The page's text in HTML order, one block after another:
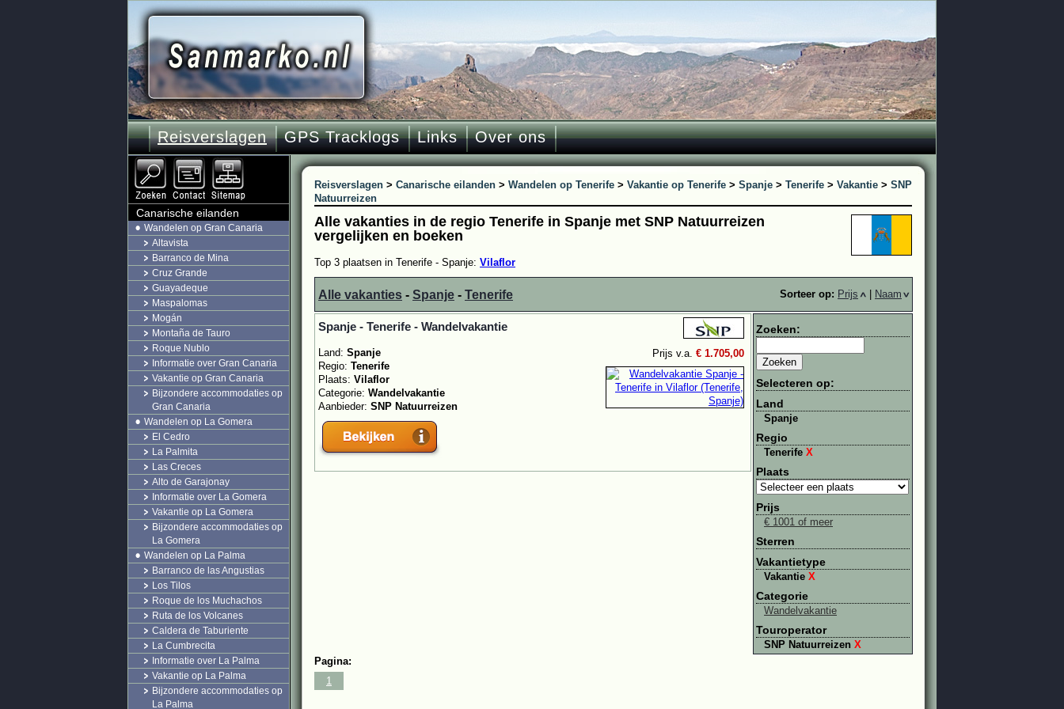
Reisverslagen GPS Tracklogs Links Over ons
Reisverslagen > Canarische eilanden > Wandelen op Tenerife > Vakantie op Tenerife > Spanje > Tenerife > Vakantie > SNP
Natuurreizen
Alle vakanties in de regio Tenerife in Spanje met SNP Natuurreizen
vergelijken en boeken
Top 3 plaatsen in Tenerife - Spanje: Vilaflor
Alle vakanties - Spanje - Tenerife Sorteer op: Prijs Naam
Spanje - Tenerife - Wandelvakantie
Prijs v.a. € 1.705,00
Land: Spanje
Regio: Tenerife
Plaats: Vilaflor
Categorie: Wandelvakantie
Aanbieder: SNP Natuurreizen
Zoeken:
Selecteren op:
Land
Spanje
Regio
Tenerife X
Plaats
Prijs
€ 1001 of meer
Sterren
Vakantietype
Vakantie X
Categorie
Wandelvakantie
Touroperator
SNP Natuurreizen X
Pagina:
1
Canarische eilanden
Wandelen op Gran Canaria
Altavista
Barranco de Mina
Cruz Grande
Guayadeque
Maspalomas
Mogán
Montaña de Tauro
Roque Nublo
Informatie over Gran Canaria
Vakantie op Gran Canaria
Bijzondere accommodaties op
Gran Canaria
Wandelen op La Gomera
El Cedro
La Palmita
Las Creces
Alto de Garajonay
Informatie over La Gomera
Vakantie op La Gomera
Bijzondere accommodaties op
La Gomera
Wandelen op La Palma
Barranco de las Angustias
Los Tilos
Roque de los Muchachos
Ruta de los Volcanes
Caldera de Taburiente
La Cumbrecita
Informatie over La Palma
Vakantie op La Palma
Bijzondere accommodaties op
La Palma